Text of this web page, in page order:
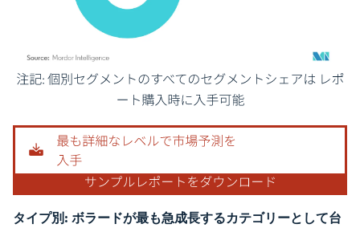
画像 © Mordor Intelligence。再利用にはCC BY 4.0の表示が必要です。
タイプ別: ボラードが最も急成長するカテゴリーとして台